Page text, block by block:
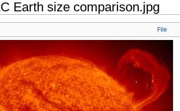
Earth size comparison.jpg
File